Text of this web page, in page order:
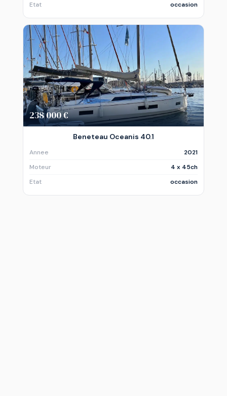
Etat
occasion
238 000 €
Beneteau Oceanis 40.1
Annee
2021
Moteur
4 x 45ch
Etat
occasion